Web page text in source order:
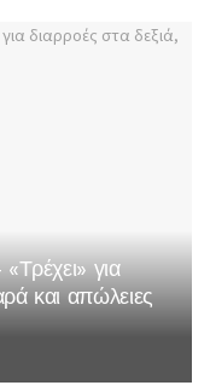
για
και απώλειες